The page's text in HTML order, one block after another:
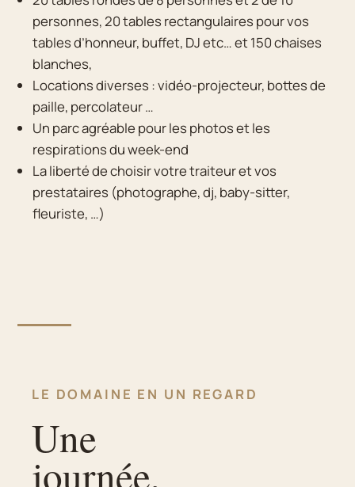
personnes, 20 tables rectangulaires pour vos
tables d’honneur, buffet, DJ etc… et 150 chaises
blanches,
Locations diverses : vidéo-projecteur, bottes de
paille, percolateur …
Un parc agréable pour les photos et les
respirations du week-end
La liberté de choisir votre traiteur et vos
prestataires (photographe, dj, baby-sitter,
fleuriste, …)
LE DOMAINE EN UN REGARD
Une
journée,